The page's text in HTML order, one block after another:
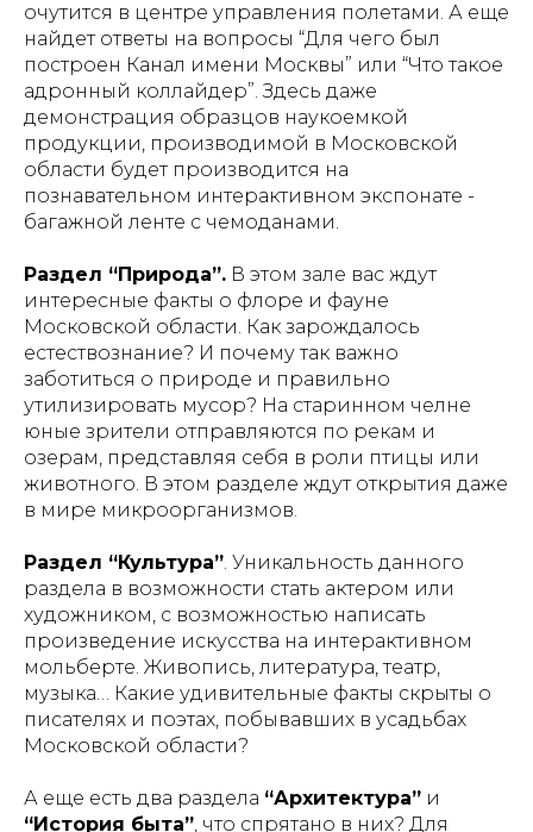
очутится в центре управления полетами. А еще
найдет ответы на вопросы “Для чего был
построен Канал имени Москвы” или “Что такое
адронный коллайдер”. Здесь даже
демонстрация образцов наукоемкой
продукции, производимой в Московской
области будет производится на
познавательном интерактивном экспонате -
багажной ленте с чемоданами.
Раздел “Природа”. В этом зале вас ждут
интересные факты о флоре и фауне
Московской области. Как зарождалось
естествознание? И почему так важно
заботиться о природе и правильно
утилизировать мусор? На старинном челне
юные зрители отправляются по рекам и
озерам, представляя себя в роли птицы или
животного. В этом разделе ждут открытия даже
в мире микроорганизмов.
Раздел “Культура”. Уникальность данного
раздела в возможности стать актером или
художником, с возможностью написать
произведение искусства на интерактивном
мольберте. Живопись, литература, театр,
музыка… Какие удивительные факты скрыты о
писателях и поэтах, побывавших в усадьбах
Московской области?
А еще есть два раздела “Архитектура” и
“История быта”, что спрятано в них? Для